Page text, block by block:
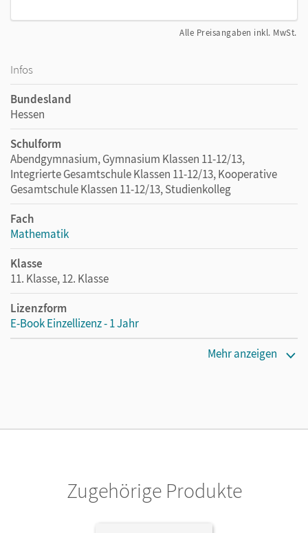
Alle Preisangaben inkl. MwSt.
Infos
Bundesland
Hessen
Schulform
Abendgymnasium, Gymnasium Klassen 11-12/13,
Integrierte Gesamtschule Klassen 11-12/13, Kooperative
Gesamtschule Klassen 11-12/13, Studienkolleg
Fach
Mathematik
Klasse
11. Klasse, 12. Klasse
Lizenzform
E-Book Einzellizenz - 1 Jahr
Privatpersonen, die nur mit dem E-Book arbeiten.
Mehr anzeigen
Zugehörige Produkte